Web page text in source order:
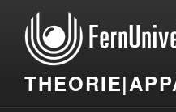
Inhalt
springen